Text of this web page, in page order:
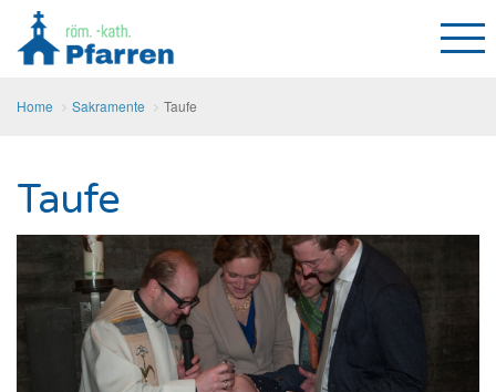
Home Sakramente Taufe
Taufe